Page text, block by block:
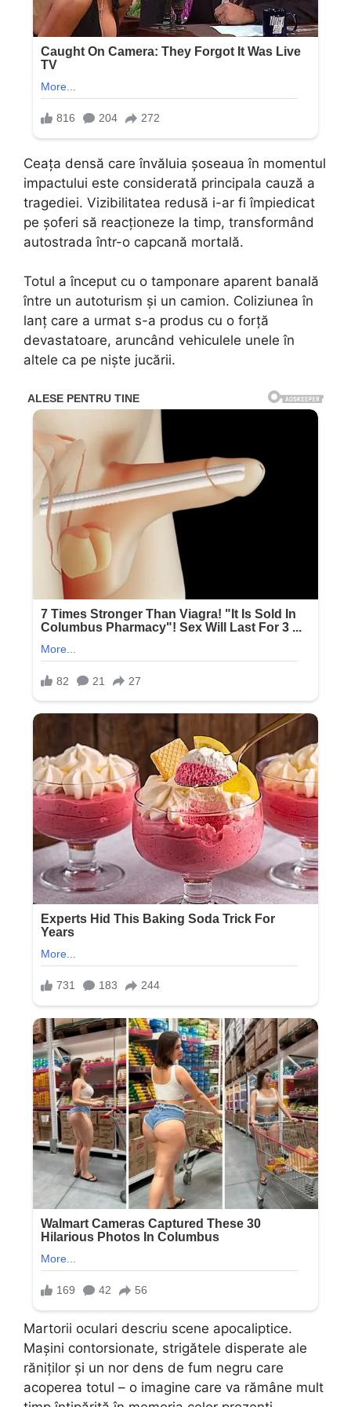
Ceața densă care învăluia șoseaua în momentul
impactului este considerată principala cauză a
tragediei. Vizibilitatea redusă i-ar fi împiedicat
pe șoferi să reacționeze la timp, transformând
autostrada într-o capcană mortală.
Totul a început cu o tamponare aparent banală
între un autoturism și un camion. Coliziunea în
lanț care a urmat s-a produs cu o forță
devastatoare, aruncând vehiculele unele în
altele ca pe niște jucării.
Martorii oculari descriu scene apocaliptice.
Mașini contorsionate, strigătele disperate ale
răniților și un nor dens de fum negru care
acoperea totul – o imagine care va rămâne mult